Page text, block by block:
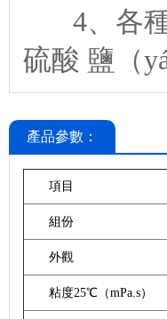
4、各種
硫酸 鹽（
產品參數：
項目
組份
外觀
粘度25℃（mPa.s）